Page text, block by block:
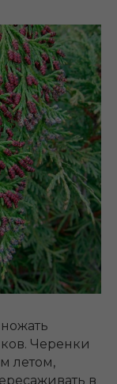
Черенки
летом,
в